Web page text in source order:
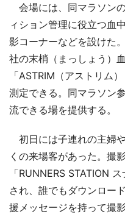
会場には、同マラソン
ィション管理に役立つ血
影コーナーなどを設けた
社の末梢（まっしょう）
「ASTRIM（アストリム
測定できる。同マラソン
流できる場を提供する。
初日には子連れの主婦
くの来場客があった。撮
「RUNNERS STATION
され、誰でもダウンロー
援メッセージを持って撮